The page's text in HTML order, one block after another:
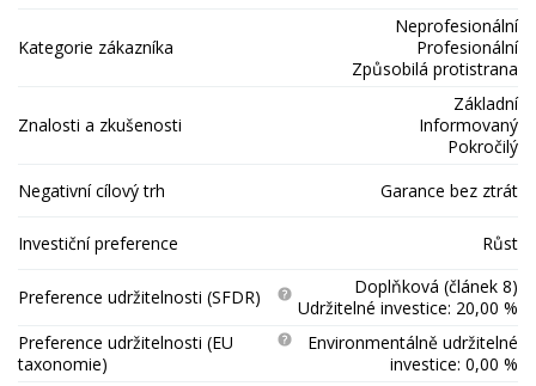
Kategorie zákazníka
Neprofesionální
Profesionální
Způsobilá protistrana
Znalosti a zkušenosti
Základní
Informovaný
Pokročilý
Negativní cílový trh
Garance bez ztrát
Investiční preference Růst
Preference udržitelnosti (SFDR)
Doplňková (článek 8)
Udržitelné investice: 20,00 %
Preference udržitelnosti (EU
taxonomie)
Environmentálně udržitelné
investice: 0,00 %